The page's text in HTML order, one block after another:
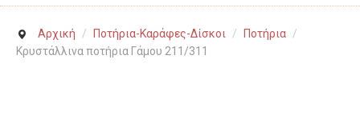
Αρχική / Ποτήρια-Καράφες-Δίσκοι / Ποτήρια /
Κρυστάλλινα ποτήρια Γάμου 211/311